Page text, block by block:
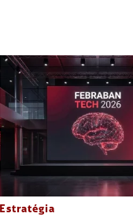
Estratégia